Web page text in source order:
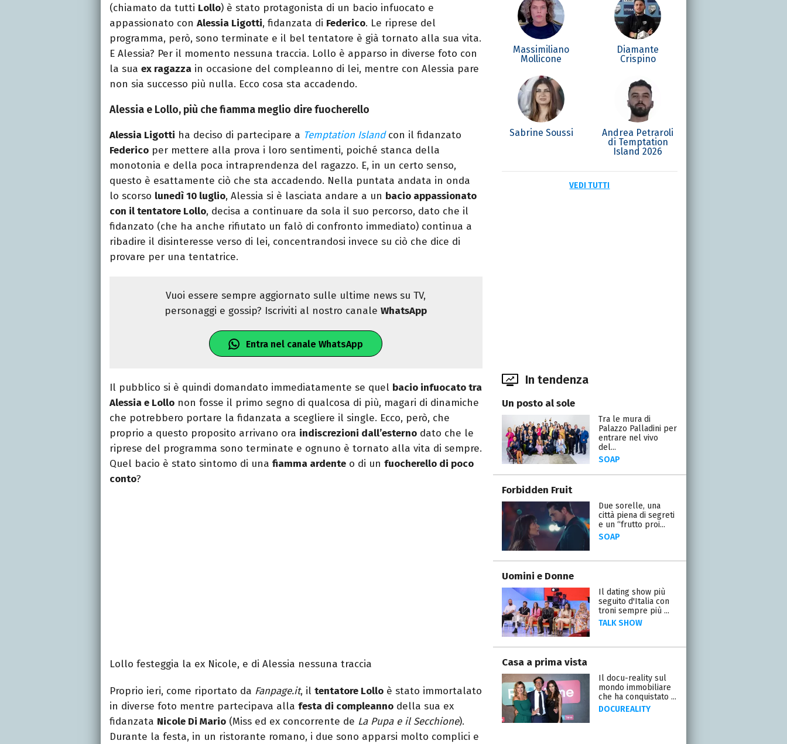
(chiamato da tutti Lollo) è stato protagonista di un bacio infuocato e
appassionato con Alessia Ligotti, fidanzata di Federico. Le riprese del
programma, però, sono terminate e il bel tentatore è già tornato alla sua vita.
E Alessia? Per il momento nessuna traccia. Lollo è apparso in diverse foto con
la sua ex ragazza in occasione del compleanno di lei, mentre con Alessia pare
non sia successo più nulla. Ecco cosa sta accadendo.
Alessia e Lollo, più che fiamma meglio dire fuocherello
Alessia Ligotti ha deciso di partecipare a Temptation Island con il fidanzato
Federico per mettere alla prova i loro sentimenti, poiché stanca della
monotonia e della poca intraprendenza del ragazzo. E, in un certo senso,
questo è esattamente ciò che sta accadendo. Nella puntata andata in onda
lo scorso lunedì 10 luglio, Alessia si è lasciata andare a un bacio appassionato
con il tentatore Lollo, decisa a continuare da sola il suo percorso, dato che il
fidanzato (che ha anche rifiutato un falò di confronto immediato) continua a
ribadire il disinteresse verso di lei, concentrandosi invece su ciò che dice di
provare per una tentatrice.
Vuoi essere sempre aggiornato sulle ultime news su TV,
personaggi e gossip? Iscriviti al nostro canaleWhatsApp
Entra nel canale WhatsApp
Il pubblico si è quindi domandato immediatamente se quel bacio infuocato tra
Alessia e Lollo non fosse il primo segno di qualcosa di più, magari di dinamiche
che potrebbero portare la fidanzata a scegliere il single. Ecco, però, che
proprio a questo proposito arrivano ora indiscrezioni dall’esterno dato che le
riprese del programma sono terminate e ognuno è tornato alla vita di sempre.
Quel bacio è stato sintomo di una fiamma ardente o di un fuocherello di poco
conto?
Lollo festeggia la ex Nicole, e di Alessia nessuna traccia
Proprio ieri, come riportato da Fanpage.it, il tentatore Lollo è stato immortalato
in diverse foto mentre partecipava alla festa di compleanno della sua ex
fidanzata Nicole Di Mario (Miss ed ex concorrente de La Pupa e il Secchione).
Durante la festa, in un ristorante romano, i due sono apparsi molto complici e
Massimiliano
Mollicone
Diamante
Crispino
Sabrine Soussi
Andrea Petraroli
di Temptation
Island 2026
VEDI TUTTI
In tendenza
Un posto al sole
Tra le mura di
Palazzo Palladini per
entrare nel vivo
del...
SOAP
Forbidden Fruit
Due sorelle, una
città piena di segreti
e un “frutto proi...
SOAP
Uomini e Donne
Il dating show più
seguito d'Italia con
troni sempre più ...
TALK SHOW
Casa a prima vista
Il docu-reality sul
mondo immobiliare
che ha conquistato ...
DOCUREALITY